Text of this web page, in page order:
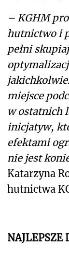
– KGHM
hutnictwo i
pełni
miejsce
w ostatnich
inicjatyw,
efektami
nie jest
Katarzyna
hutnictwa
NAJLEPSZE